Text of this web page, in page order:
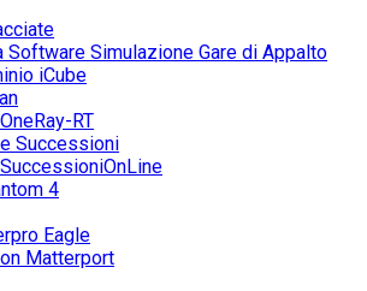
Software Simulazione Gare di Appalto
iCube
RT
Successioni
4
Eagle
Matterport